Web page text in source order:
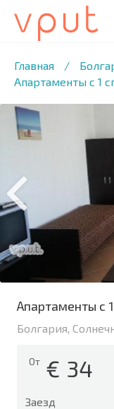
Главная /
Апартаменты с 1
/9 ФОТО
Апартаменты с
Болгария,
От € 34
Заезд